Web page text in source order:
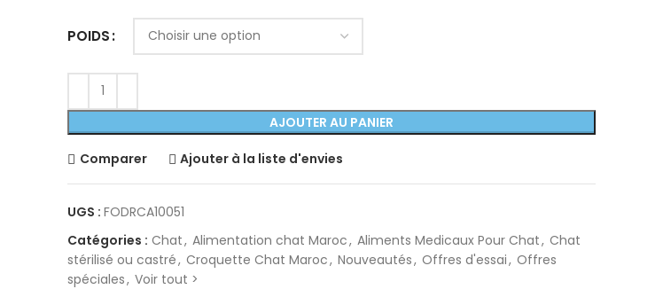
POIDS
AJOUTER AU PANIER
Comparer Ajouter à la liste d'envies
UGS : FODRCA10051
Catégories : Chat, Alimentation chat Maroc, Aliments Medicaux Pour Chat, Chat
stérilisé ou castré, Croquette Chat Maroc, Nouveautés, Offres d'essai, Offres
spéciales, Voir tout >